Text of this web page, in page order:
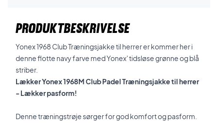
PRODUKTBESKRIVELSE
Yonex 1968 Club Træningsjakke til herrer er kommer her i
denne flotte navy farve med Yonex' tidsløse grønne og blå
striber.
Lækker Yonex 1968M Club Padel Træningsjakke til herrer
- Lækker pasform!
Denne træningstrøje sørger for god komfort og pasform.